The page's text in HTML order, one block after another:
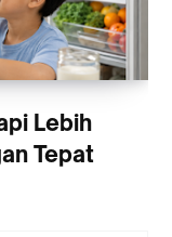
Lebih
Tepat